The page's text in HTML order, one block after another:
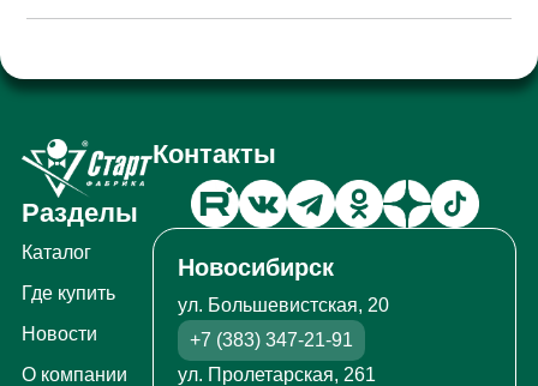
Разделы
Каталог
Где купить
Новости
О компании
Контакты
Новосибирск
ул. Большевистская, 20
+7 (383) 347-21-91
ул. Пролетарская, 261